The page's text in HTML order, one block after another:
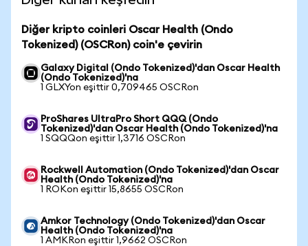
Diğer kripto coinleri Oscar Health (Ondo
Tokenized) (OSCRon) coin'e çevirin
Galaxy Digital (Ondo Tokenized)'dan Oscar Health
(Ondo Tokenized)'na
1 GLXYon eşittir 0,709465 OSCRon
ProShares UltraPro Short QQQ (Ondo
Tokenized)'dan Oscar Health (Ondo Tokenized)'na
1 SQQQon eşittir 1,3716 OSCRon
Rockwell Automation (Ondo Tokenized)'dan Oscar
Health (Ondo Tokenized)'na
1 ROKon eşittir 15,8655 OSCRon
Amkor Technology (Ondo Tokenized)'dan Oscar
Health (Ondo Tokenized)'na
1 AMKRon eşittir 1,9662 OSCRon